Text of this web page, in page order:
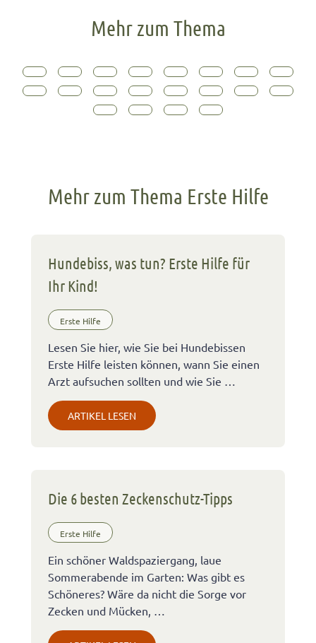
Mehr zum Thema
Mehr zum Thema Erste Hilfe
Hundebiss, was tun? Erste Hilfe für
Ihr Kind!
Erste Hilfe
Lesen Sie hier, wie Sie bei Hundebissen
Erste Hilfe leisten können, wann Sie einen
Arzt aufsuchen sollten und wie Sie …
ARTIKEL LESEN
Die 6 besten Zeckenschutz-Tipps
Erste Hilfe
Ein schöner Waldspaziergang, laue
Sommerabende im Garten: Was gibt es
Schöneres? Wäre da nicht die Sorge vor
Zecken und Mücken, …